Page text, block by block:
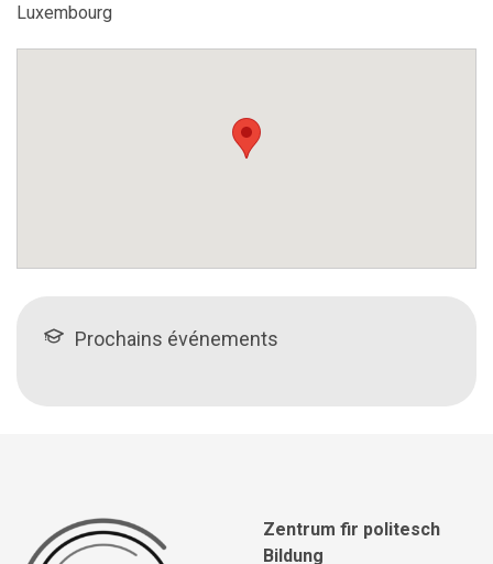
Luxembourg
Prochains événements
Zentrum fir politesch
Bildung